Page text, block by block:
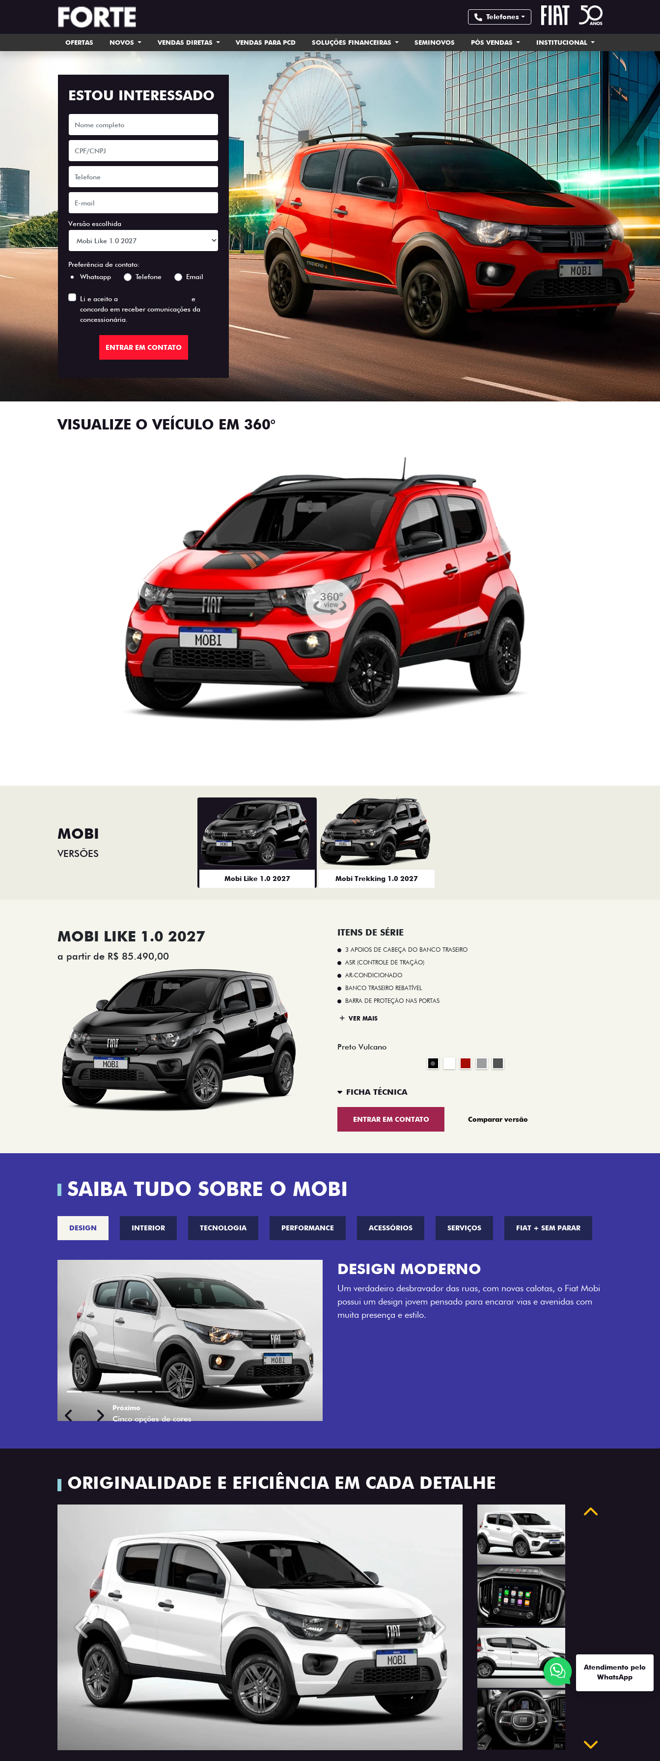
Telefones
OFERTAS NOVOS VENDAS DIRETAS VENDAS PARA PCD SOLUÇÕES FINANCEIRAS SEMINOVOS PÓS VENDAS INSTITUCIONAL
ESTOU INTERESSADO
Versão escolhida
Preferência de contato:
Whatsapp
Telefone Email
Li e aceito a
e
concordo em receber comunicações da
concessionária.
ENTRAR EM CONTATO
VISUALIZE O VEÍCULO EM 360°
MOBI
VERSÕES
Mobi Like 1.0 2027 Mobi Trekking 1.0 2027
MOBI LIKE 1.0 2027
a partir de R$ 85.490,00
ITENS DE SÉRIE
3 APOIOS DE CABEÇA DO BANCO TRASEIRO
ASR (CONTROLE DE TRAÇÃO)
AR-CONDICIONADO
BANCO TRASEIRO REBATÍVEL
BARRA DE PROTEÇÃO NAS PORTAS
VER MAIS
Preto Vulcano
FICHA TÉCNICA
ENTRAR EM CONTATO Comparar versão
SAIBA TUDO SOBRE O MOBI
DESIGN INTERIOR TECNOLOGIA PERFORMANCE ACESSÓRIOS SERVIÇOS FIAT + SEM PARAR
CINCO OPÇÕES DE CORES
O Fiat Mobi tem sempre uma opção de cor que é a sua cara. Escolha
entre o Preto Vulcano, Vermelho Montecarlo, Branco Banchisa, Prata
Bari e Cinza Silverstone.
PreviousNext
ORIGINALIDADE E EFICIÊNCIA EM CADA DETALHE
Anterior Próximo
Atendimento pelo
WhatsApp